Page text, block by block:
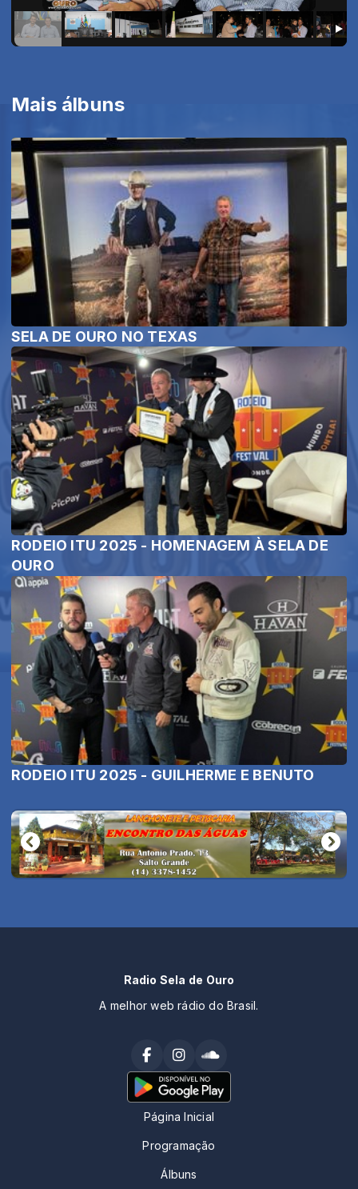
Mais álbuns
SELA DE OURO NO TEXAS
RODEIO ITU 2025 - HOMENAGEM À SELA DE
OURO
RODEIO ITU 2025 - GUILHERME E BENUTO
Radio Sela de Ouro
A melhor web rádio do Brasil.
Página Inicial
Programação
Álbuns